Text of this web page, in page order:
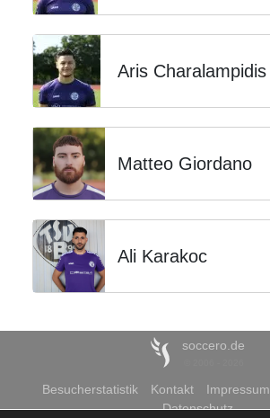
Aris Charalampidis
Matteo Giordano
Ali Karakoc
soccero.de
Besucherstatistik Kontakt Impressum
Datenschutz